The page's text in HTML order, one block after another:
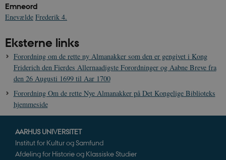
Emneord
Enevælde Frederik 4.
Eksterne links
Forordning om de rette ny Almanakker som den er gengivet i Kong
Friderich den Fierdes Allernaadigste Forordninger og Aabne Breve fra
den 26 Augusti 1699 til Aar 1700
Forordning Om de rette Nye Almanakker på Det Kongelige Biblioteks
hjemmeside
AARHUS UNIVERSITET
Institut for Kultur og Samfund
Afdeling for Historie og Klassiske Studier
__cf_bm
Cloudflare Inc.
.vimeo.com
Udbyder /